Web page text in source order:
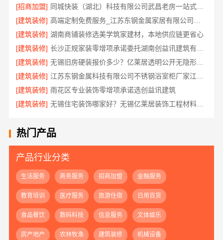
[招商加盟]
同城快装（湖北）科技有限公司武昌老房一站式装修北欧风靠谱
[建筑装修]
[建筑装修] 湖南商铺装修选美学筑家建材，本地供应链更省心
[建筑装修]
[建筑装修]
无锡旧房硬装报价多少？亿莱居透明公开无隐形消费
[建筑装修]
[建筑装修] 雨花区专业装饰零增项承诺选创益讯建筑
[建筑装修]
无锡住宅装饰哪家好？无锡亿莱居装饰工程材料有限公司一站式服务
热门产品
产品行业分类
生活服务 商务服务 招商加盟 金融服务
教育培训 医疗服务 旅游住宿 日用百货
食品餐饮 数码科技 信息服务 文体娱乐
房产地产 农林牧渔 建筑装修 机械设备